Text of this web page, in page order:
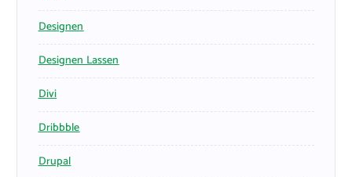
Designen
Designen Lassen
Divi
Dribbble
Drupal